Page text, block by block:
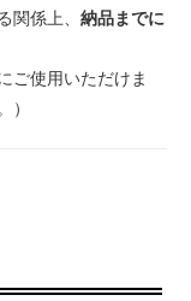
関係上、 納品までに
ご使用いただけま
）